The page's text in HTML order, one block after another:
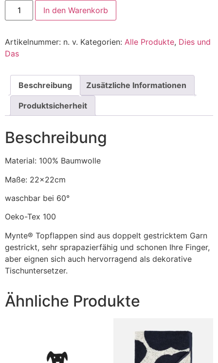
In den Warenkorb
Artikelnummer: n. v. Kategorien: Alle Produkte, Dies und
Das
Beschreibung Zusätzliche Informationen
Produktsicherheit
Beschreibung
Material: 100% Baumwolle
Maße: 22x22cm
waschbar bei 60°
Oeko-Tex 100
Mynte® Topflappen sind aus doppelt gestricktem Garn
gestrickt, sehr sprapazierfähig und schonen Ihre Finger,
aber eignen sich auch hervorragend als dekorative
Tischuntersetzer.
Ähnliche Produkte